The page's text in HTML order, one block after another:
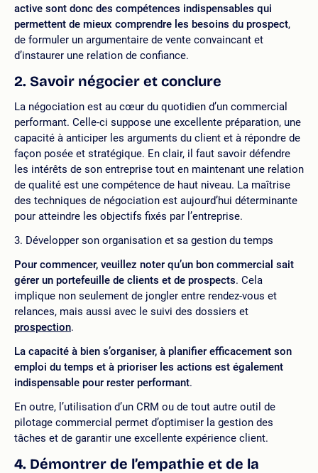
active sont donc des compétences indispensables qui
permettent de mieux comprendre les besoins du prospect,
de formuler un argumentaire de vente convaincant et
d’instaurer une relation de confiance.
2. Savoir négocier et conclure
La négociation est au cœur du quotidien d’un commercial
performant. Celle-ci suppose une excellente préparation, une
capacité à anticiper les arguments du client et à répondre de
façon posée et stratégique. En clair, il faut savoir défendre
les intérêts de son entreprise tout en maintenant une relation
de qualité est une compétence de haut niveau. La maîtrise
des techniques de négociation est aujourd’hui déterminante
pour atteindre les objectifs fixés par l’entreprise.
3. Développer son organisation et sa gestion du temps
Pour commencer, veuillez noter qu’un bon commercial sait
gérer un portefeuille de clients et de prospects. Cela
implique non seulement de jongler entre rendez-vous et
relances, mais aussi avec le suivi des dossiers et
prospection.
La capacité à bien s’organiser, à planifier efficacement son
emploi du temps et à prioriser les actions est également
indispensable pour rester performant.
En outre, l’utilisation d’un CRM ou de tout autre outil de
pilotage commercial permet d’optimiser la gestion des
tâches et de garantir une excellente expérience client.
4. Démontrer de l’empathie et de la